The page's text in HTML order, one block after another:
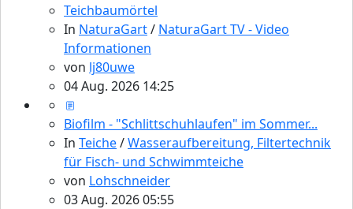
Teichbaumörtel
In NaturaGart/ NaturaGart TV - Video
Informationen
von lj80uwe
04 Aug. 2026 14:25
Biofilm - "Schlittschuhlaufen" im Sommer...
In Teiche/Wasseraufbereitung, Filtertechnik
für Fisch- und Schwimmteiche
von Lohschneider
03 Aug. 2026 05:55